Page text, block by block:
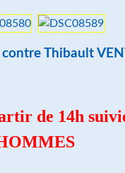
Thibault
de 14h